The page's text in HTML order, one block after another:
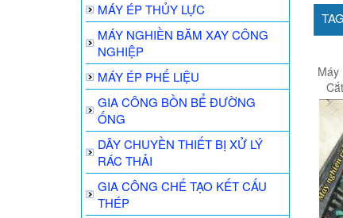
MÁY ÉP THỦY LỰC
MÁY NGHIỀN BĂM XAY CÔNG
NGHIỆP
MÁY ÉP PHẾ LIỆU
GIA CÔNG BỒN BỂ ĐƯỜNG
ỐNG
DÂY CHUYỀN THIẾT BỊ XỬ LÝ
RÁC THẢI
GIA CÔNG CHẾ TẠO KẾT CẤU
THÉP
Máy